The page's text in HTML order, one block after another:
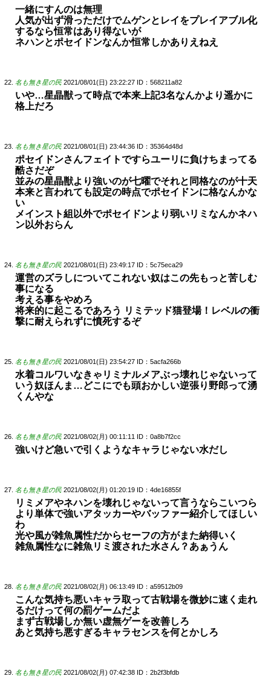
一緒にすんのは無理
人気が出ず滑っただけでムゲンとレイをプレイアブル化
するなら恒常はあり得ないが
ネハンとポセイドンなんか恒常しかありえねえ
名も無き星の民 2021/08/01(日) 23:22:27 ID：568211a82
いや…星晶獣って時点で本来上記3名なんかより遥かに
格上だろ
名も無き星の民 2021/08/01(日) 23:44:36 ID：35364d48d
ポセイドンさんフェイトですらユーリに負けちまってる
酷さだぞ
並みの星晶獣より強いのが七曜でそれと同格なのが十天
本来と言われても設定の時点でポセイドンに格なんかな
い
メインスト組以外でポセイドンより弱いリミなんかネハ
ン以外おらん
名も無き星の民 2021/08/01(日) 23:49:17 ID：5c75eca29
運営のズラしについてこれない奴はこの先もっと苦しむ
事になる
考える事をやめろ
将来的に起こるであろう リミテッド猫登場！レベルの衝
撃に耐えられずに憤死するぞ
名も無き星の民 2021/08/01(日) 23:54:27 ID：5acfa266b
水着コルワいなきゃリミナルメアぶっ壊れじゃないって
いう奴ほんま…どこにでも頭おかしい逆張り野郎って湧
くんやな
名も無き星の民 2021/08/02(月) 00:11:11 ID：0a8b7f2cc
強いけど急いで引くようなキャラじゃない水だし
名も無き星の民 2021/08/02(月) 01:20:19 ID：4de16855f
リミメアやネハンを壊れじゃないって言うならこいつら
より単体で強いアタッカーやバッファー紹介してほしい
わ
光や風が雑魚属性だからセーフの方がまた納得いく
雑魚属性なに雑魚リミ渡された水さん？あぁうん
名も無き星の民 2021/08/02(月) 06:13:49 ID：a59512b09
こんな気持ち悪いキャラ取って古戦場を微妙に速く走れ
るだけって何の罰ゲームだよ
まず古戦場しか無い虚無ゲーを改善しろ
あと気持ち悪すぎるキャラセンスを何とかしろ
名も無き星の民 2021/08/02(月) 07:42:38 ID：2b2f3bfdb